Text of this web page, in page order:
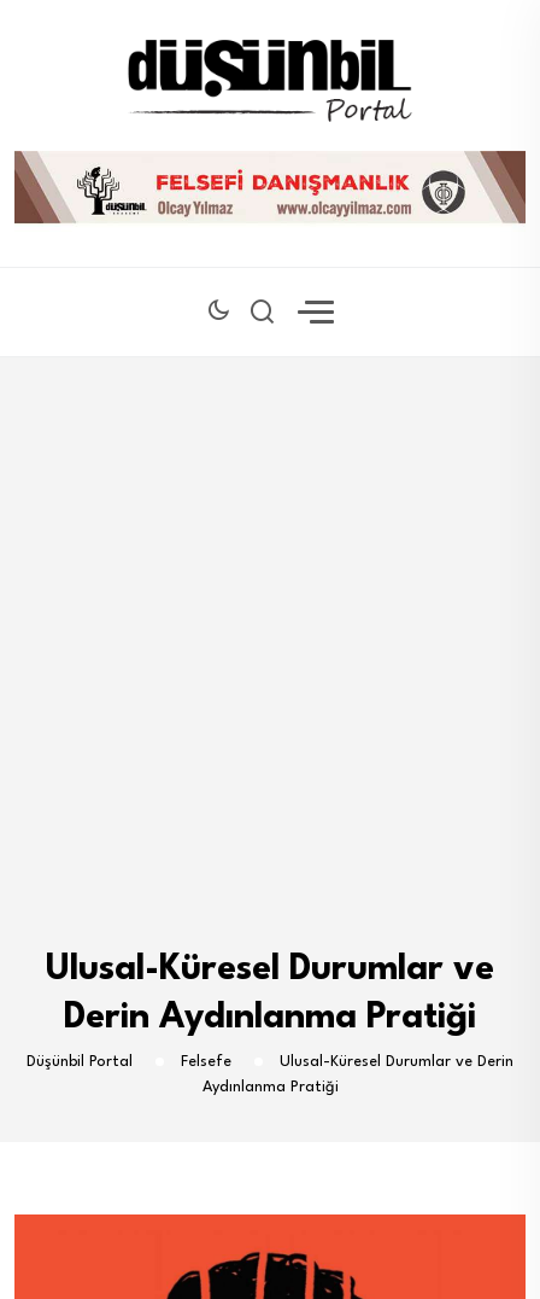
Ulusal-Küresel Durumlar ve
Derin Aydınlanma Pratiği
Düşünbil Portal Felsefe
Ulusal-Küresel Durumlar ve Derin
Aydınlanma Pratiği